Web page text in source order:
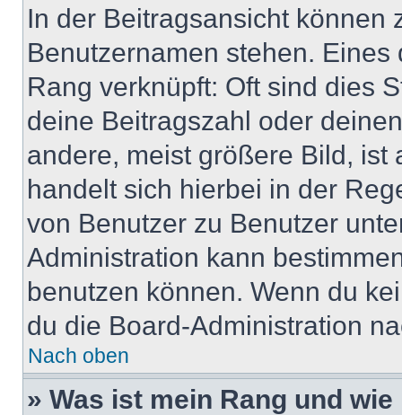
In der Beitragsansicht können
Benutzernamen stehen.
Rang verknüpft: Oft sind dies
deine Beitragszahl oder
andere, meist größere Bild, ist
handelt sich hierbei in der
von Benutzer zu Benutzer
Administration kann
benutzen können. Wenn du
du die Board-Administration
Nach oben
» Was ist mein Rang und